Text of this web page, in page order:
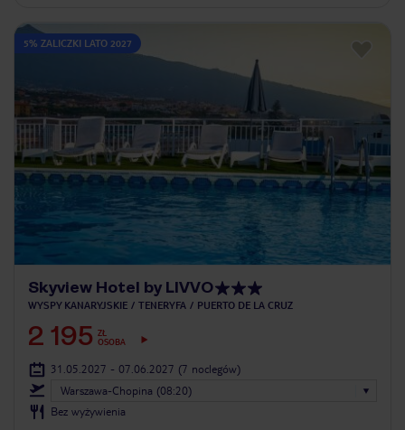
5% ZALICZKI LATO 2027
Skyview Hotel by LIVVO
WYSPY KANARYJSKIE TENERYFA PUERTO DE LA CRUZ
2 195 ZŁ
OSOBA
31.05.2027 - 07.06.2027 (7 noclegów)
Warszawa-Chopina (08:20)
Bez wyżywienia